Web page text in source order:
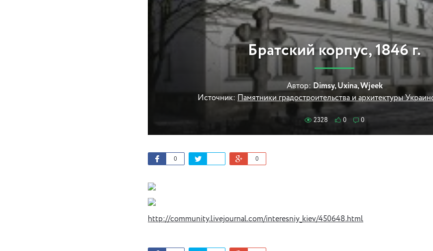
Братский корпус, 1846 г.
Автор: Dimsy, Uxina, Wjeek
Источник:
Памятники градостроительства и архитектуры
2328 0 0
0 0
http://community.livejournal.com/interesniy_kiev/450648.html